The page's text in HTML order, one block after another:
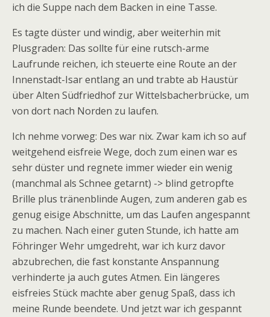
ich die Suppe nach dem Backen in eine Tasse.
Es tagte düster und windig, aber weiterhin mit
Plusgraden: Das sollte für eine rutsch-arme
Laufrunde reichen, ich steuerte eine Route an der
Innenstadt-Isar entlang an und trabte ab Haustür
über Alten Südfriedhof zur Wittelsbacherbrücke, um
von dort nach Norden zu laufen.
Ich nehme vorweg: Des war nix. Zwar kam ich so auf
weitgehend eisfreie Wege, doch zum einen war es
sehr düster und regnete immer wieder ein wenig
(manchmal als Schnee getarnt) -> blind getropfte
Brille plus tränenblinde Augen, zum anderen gab es
genug eisige Abschnitte, um das Laufen angespannt
zu machen. Nach einer guten Stunde, ich hatte am
Föhringer Wehr umgedreht, war ich kurz davor
abzubrechen, die fast konstante Anspannung
verhinderte ja auch gutes Atmen. Ein längeres
eisfreies Stück machte aber genug Spaß, dass ich
meine Runde beendete. Und jetzt war ich gespannt